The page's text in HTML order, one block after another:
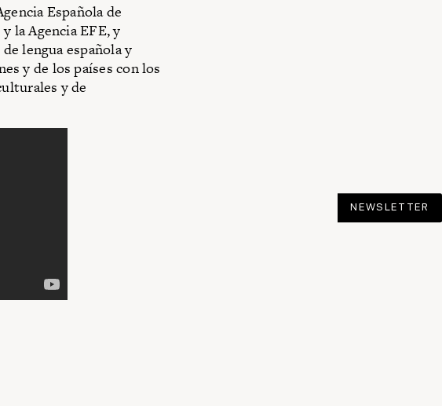
Española de
la Agencia EFE, y
lengua española y
y de los países con los
y de
NEWSLETTER